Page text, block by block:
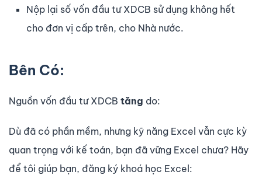
Nộp lại số vốn đầu tư XDCB sử dụng không hết
cho đơn vị cấp trên, cho Nhà nước.
Bên Có:
Nguồn vốn đầu tư XDCB tăng do:
Dù đã có phần mềm, nhưng kỹ năng Excel vẫn cực kỳ
quan trọng với kế toán, bạn đã vững Excel chưa? Hãy
để tôi giúp bạn, đăng ký khoá học Excel: